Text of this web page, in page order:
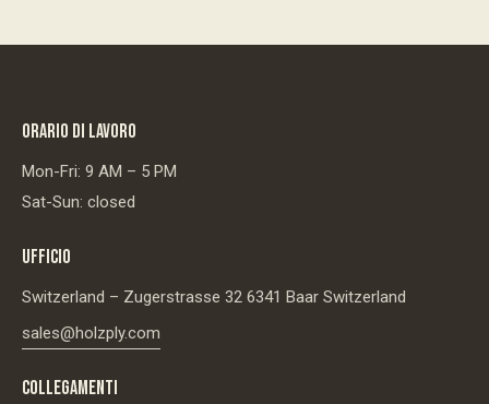
ORARIO DI LAVORO
Mon-Fri: 9 AM – 5 PM
Sat-Sun: closed
UFFICIO
Switzerland – Zugerstrasse 32 6341 Baar Switzerland
sales@holzply.com
COLLEGAMENTI